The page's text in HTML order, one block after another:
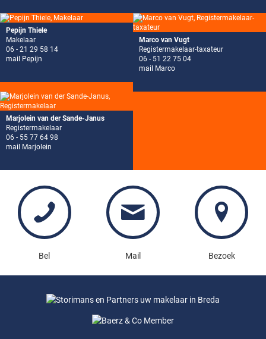
Pepijn Thiele
Makelaar
06 - 21 29 58 14
mail Pepijn
Marco van Vugt
Registermakelaar-taxateur
06 - 51 22 75 04
mail Marco
Marjolein van der Sande-Janus
Registermakelaar
06 - 55 77 64 98
mail Marjolein
Bel Mail Bezoek